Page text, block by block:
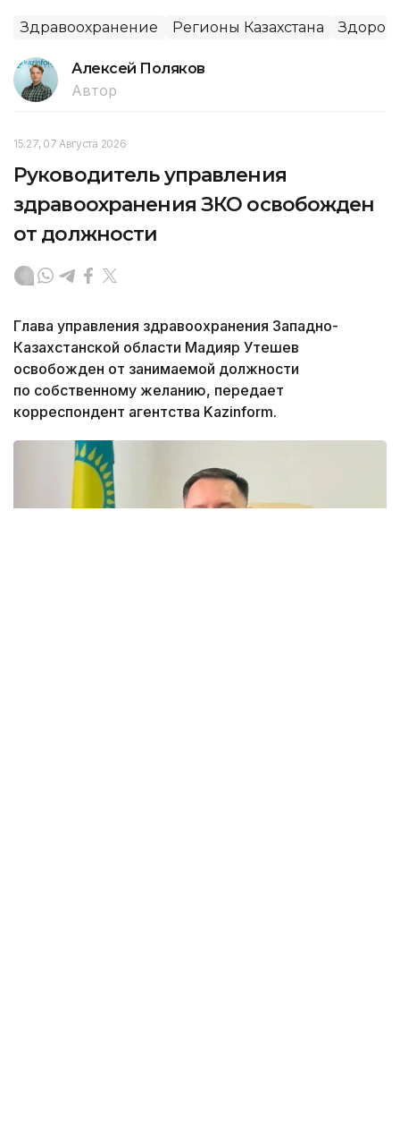
Здравоохранение Регионы Казахстана
Алексей Поляков
Автор
15:27, 07 Августа 2026
Руководитель управления
здравоохранения ЗКО освобожден
от должности
Глава управления здравоохранения Западно-
Казахстанской области Мадияр Утешев
освобожден от занимаемой должности
по собственному желанию, передает
корреспондент агентства Kazinform.